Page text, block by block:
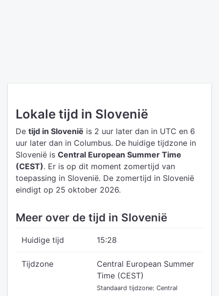
Lokale tijd in Slovenië
De tijd in Slovenië is 2 uur later dan in UTC en 6
uur later dan in Columbus. De huidige tijdzone in
Slovenië is Central European Summer Time
(CEST). Er is op dit moment zomertijd van
toepassing in Slovenië. De zomertijd in Slovenië
eindigt op 25 oktober 2026.
Meer over de tijd in Slovenië
Huidige tijd 15:28
Tijdzone
Central European Summer
Time (CEST)
Standaard tijdzone: Central